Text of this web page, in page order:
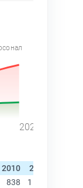
2024
2010 2009